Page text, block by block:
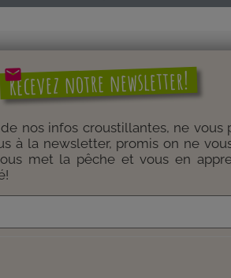
mail
Recevez notre newsletter!
nos infos croustillantes, ne vous
à la newsletter, promis on ne
met la pêche et vous en